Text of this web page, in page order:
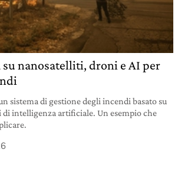
su nanosatelliti, droni e AI per
sistema di gestione degli incendi basato su
intelligenza artificiale. Un esempio che